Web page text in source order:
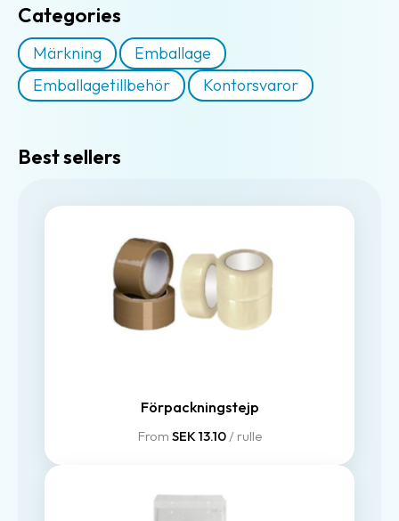
Categories
Märkning
Emballage
Emballagetillbehör
Kontorsvaror
Best sellers
Förpackningstejp
From SEK 13.10/ rulle